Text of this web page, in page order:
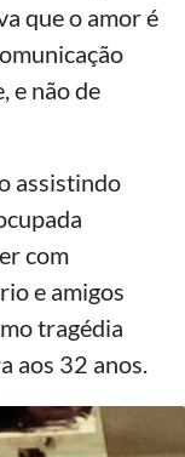
que o amor é
e não de
assistindo
com
e amigos
tragédia
aos 32 anos.